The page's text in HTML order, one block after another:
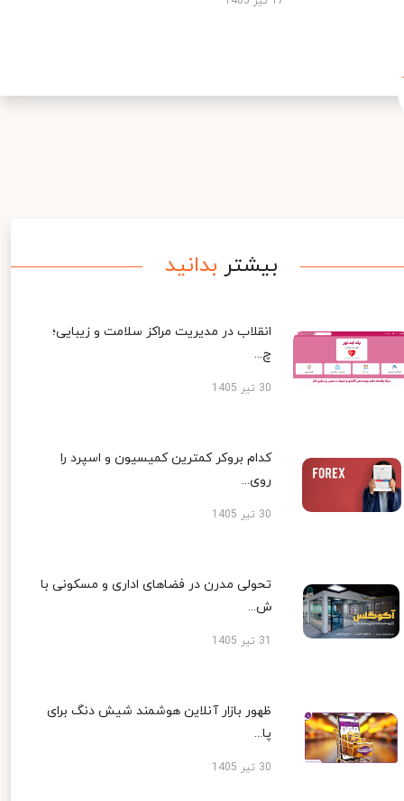
بیشتر بدانید
انقلاب در مدیریت مراکز سلامت و زیبایی؛
چ...
30 تیر 1405
کدام بروکر کمترین کمیسیون و اسپرد را
روی...
30 تیر 1405
تحولی مدرن در فضاهای اداری و مسکونی با
ش...
ظهور بازار آنلاین هوشمند شیش دنگ برای
پا...
30 تیر 1405